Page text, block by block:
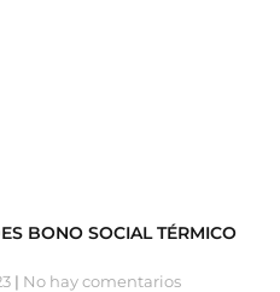
BONO SOCIAL TÉRMICO
No hay comentarios